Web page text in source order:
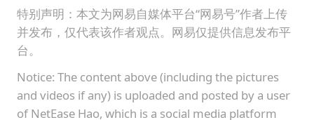
特别声明：本文为网易自媒体平台“网易号”作者上传
并发布，仅代表该作者观点。网易仅提供信息发布平
台。
Notice: The content above (including the pictures
and videos if any) is uploaded and posted by a user
of NetEase Hao, which is a social media platform